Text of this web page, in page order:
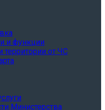
и функции
территории от ЧС
Министерства